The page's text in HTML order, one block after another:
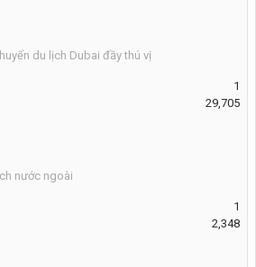
du lịch Dubai đầy thú vị
1
29,705
nước ngoài
1
2,348